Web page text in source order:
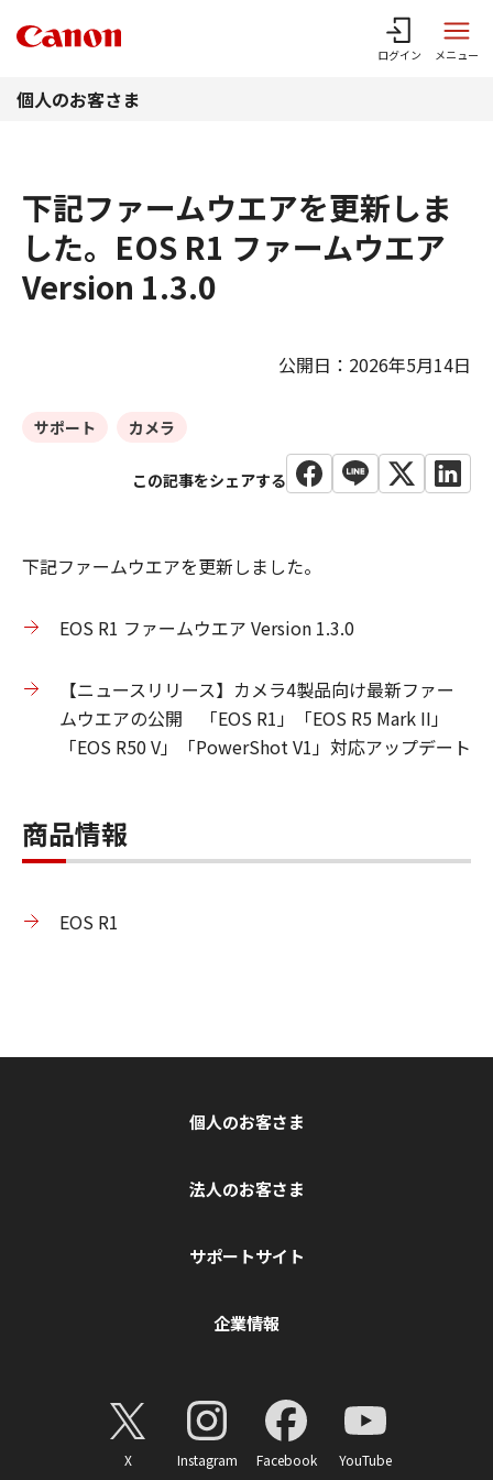
ログイン メニュー
個人のお客さま
下記ファームウエアを更新しま
した。EOS R1 ファームウエア
Version 1.3.0
公開日：2026年5月14日
サポート カメラ
下記ファームウエアを更新しました。
EOS R1 ファームウエア Version 1.3.0
【ニュースリリース】カメラ4製品向け最新ファー
ムウエアの公開 「EOS R1」「EOS R5 Mark II」
「EOS R50 V」「PowerShot V1」対応アップデート
商品情報
EOS R1
個人のお客さま
法人のお客さま
サポートサイト
企業情報
X Instagram Facebook YouTube